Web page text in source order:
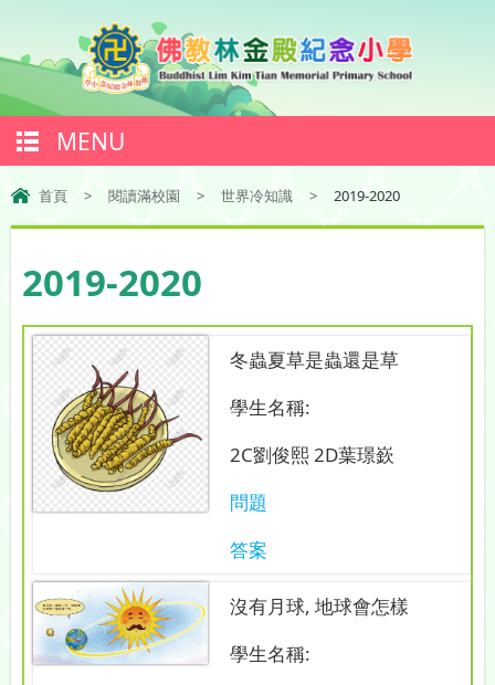
MENU
首頁 > 閱讀滿校園 > 世界冷知識 > 2019-2020
2019-2020
冬蟲夏草是蟲還是草
學生名稱:
2C劉俊熙 2D葉璟嶔
問題
答案
沒有月球, 地球會怎樣
學生名稱: